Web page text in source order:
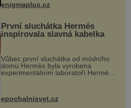
...
enigmaplus.cz
První sluchátka Hermés
inspirovala slavná kabelka
Vůbec první sluchátka od módního
domu Hermès byla vyrobena
experimentálním laboratoří Hermès
kovový...
epochalnisvet.cz